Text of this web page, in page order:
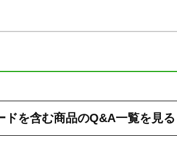
ドを含む商品のQ&A一覧を見る